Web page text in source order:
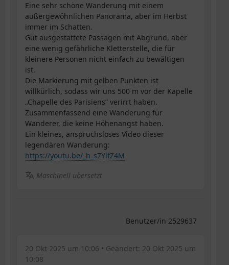
Eine sehr schöne Wanderung mit einem
außergewöhnlichen Panorama, aber im Herbst
immer im Schatten.
Gut ausgestattete Passagen mit Abgrund, aber
eine wenig gefährliche Kletterstelle, die für
kleinere Personen nicht einfach zu bewältigen
ist.
Die Markierung mit gelben Punkten ist
willkürlich, sodass wir uns 500 m vor der Kapelle
„Chapelle des Parisiens” verirrt haben.
Zusammenfassend eine Wanderung für
Wanderer, die keine Höhenangst haben.
Ein kleines, anspruchsloses Video dieser
legendären Wanderung:
https://youtu.be/_h_s7YlfZ4M
Maschinell übersetzt
Benutzer/in 2529637
20 Okt 2025 um 10:06 • Geändert: 20 Okt 2025 um
10:08